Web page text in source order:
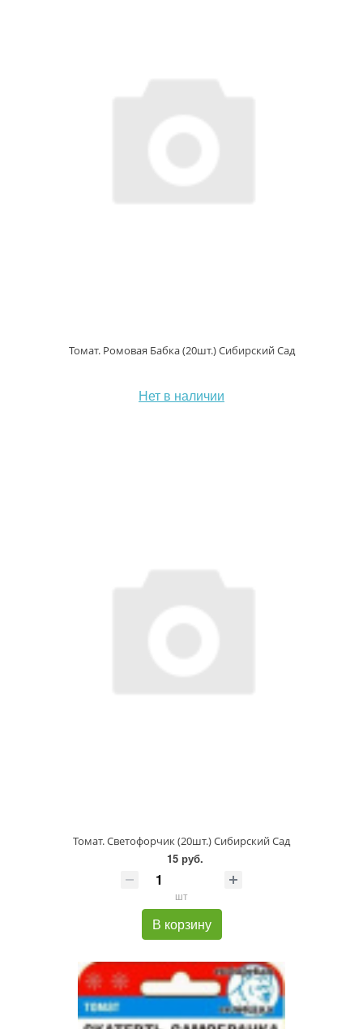
Томат. Ромовая Бабка (20шт.) Сибирский Сад
Нет в наличии
Томат. Светофорчик (20шт.) Сибирский Сад
15 руб.
шт
В корзину